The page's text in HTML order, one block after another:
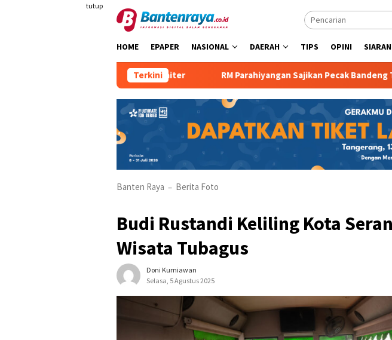
tutup
HOME EPAPER NASIONAL DAERAH TIPS OPINI
Terkini
Tamu dengan Robot Waiter RM Parahiyangan Sajikan Pecak Bandeng Tanpa Duri
Banten Raya – Berita Foto
Budi Rustandi Keliling Kota
Wisata Tubagus
Doni Kurniawan
Selasa, 5 Agustus 2025